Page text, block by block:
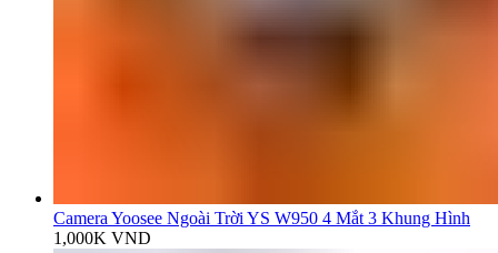
Camera Yoosee Ngoài Trời YS W950 4 Mắt 3 Khung Hình
1,000K VND